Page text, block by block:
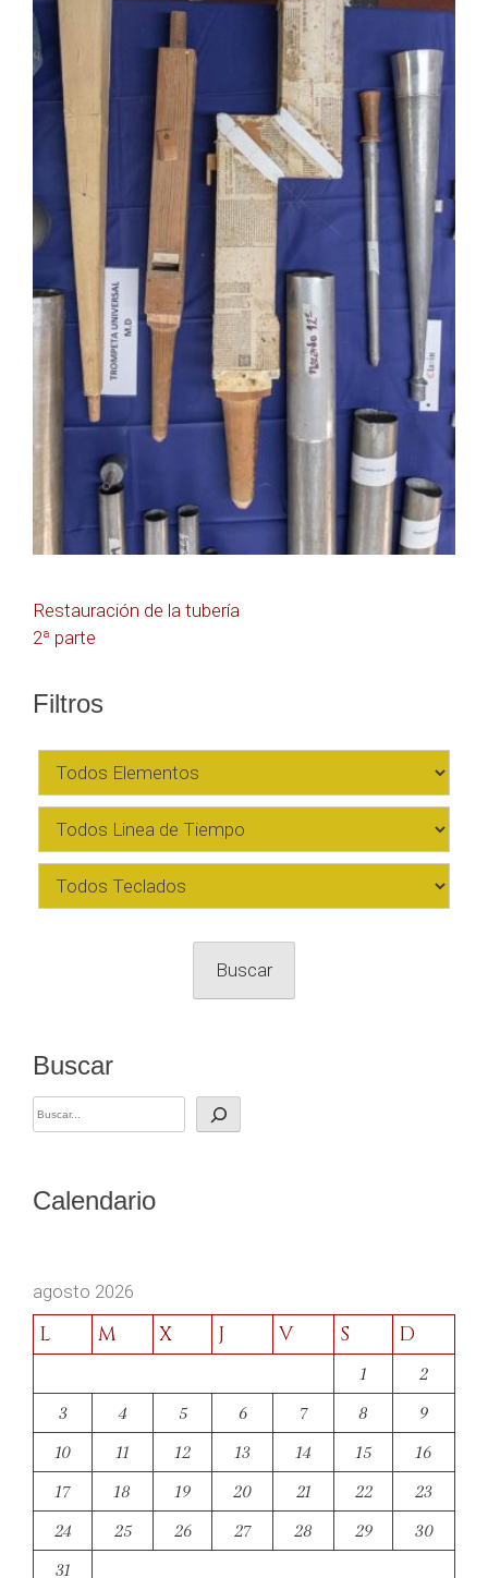
Navegación
de
entradas
Restauración de la tubería
2ª parte
Filtros
Buscar
Calendario
agosto 2026
L M X J V S D
1
2
3
4 5 6 7 8
9
10
11 12 13 14 15
16
17
18 19 20 21 22
23
24
25 26 27 28 29
30
31